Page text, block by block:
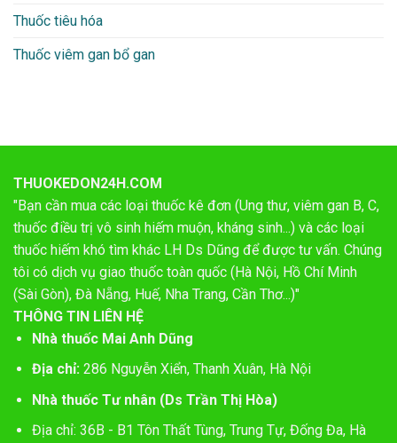
Thuốc tiêu hóa
Thuốc viêm gan bổ gan
THUOKEDON24H.COM
"Bạn cần mua các loại thuốc kê đơn (Ung thư, viêm gan B, C,
thuốc điều trị vô sinh hiếm muộn, kháng sinh...) và các loại
thuốc hiếm khó tìm khác LH Ds Dũng để được tư vấn. Chúng
tôi có dịch vụ giao thuốc toàn quốc (Hà Nội, Hồ Chí Minh
(Sài Gòn), Đà Nẵng, Huế, Nha Trang, Cần Thơ...)"
THÔNG TIN LIÊN HỆ
Nhà thuốc Mai Anh Dũng
Địa chỉ:286 Nguyễn Xiển, Thanh Xuân, Hà Nội
Nhà thuốc Tư nhân (Ds Trần Thị Hòa)
Địa chỉ: 36B - B1 Tôn Thất Tùng, Trung Tự, Đống Đa, Hà